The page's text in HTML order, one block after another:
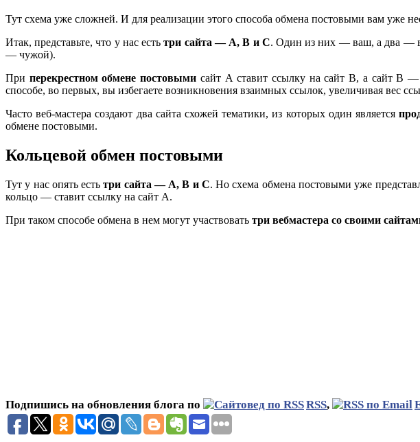
Тут схема уже сложней. И для реализации этого способа обмена постовыми вам уже
Итак, представьте, что у нас естьтри сайта — А, В и С. Один из них — ваш, а два —
— чужой).
При перекрестном обмене постовыми сайт А ставит ссылку на сайт В, а сайт В
способе, во первых, вы избегаете возникновения взаимных ссылок, увеличивая вес
Часто веб-мастера создают два сайта схожей тематики, из которых один является
обмене постовыми.
Кольцевой обмен постовыми
Тут у нас опять естьтри сайта — А, В и С. Но схема обмена постовыми уже
кольцо — ставит ссылку на сайт А.
При таком способе обмена в нем могут участвовать три вебмастера со своими
Подпишись на обновления блога по RSS,